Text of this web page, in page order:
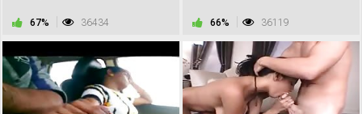
67% 36434 66% 36119